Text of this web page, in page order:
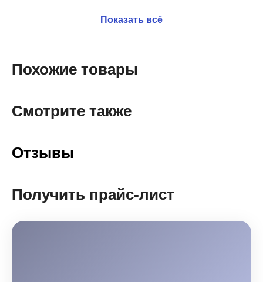
Показать всё
Похожие товары
Смотрите также
Отзывы
Получить прайс-лист